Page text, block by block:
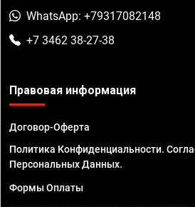
WhatsApp: +79317082148
+7 3462 38-27-38
Правовая информация
Договор-Оферта
Политика Конфиденциальности.
Персональных Данных.
Формы Оплаты